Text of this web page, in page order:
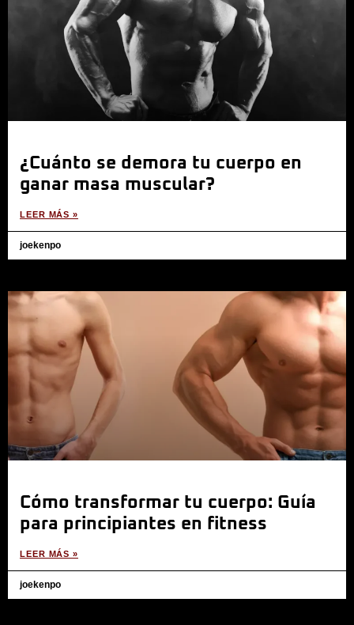
¿Cuánto se demora tu cuerpo en
ganar masa muscular?
LEER MÁS »
joekenpo
Cómo transformar tu cuerpo: Guía
para principiantes en fitness
LEER MÁS »
joekenpo